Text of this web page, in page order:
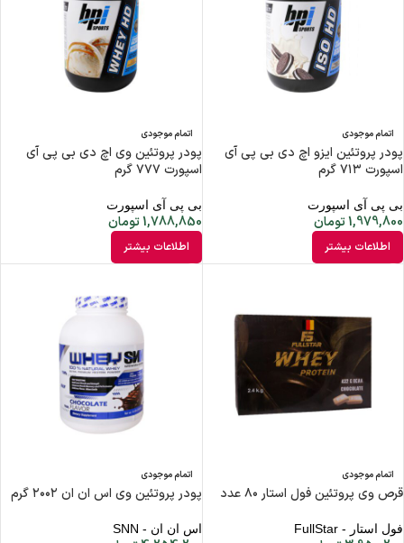
اتمام موجودی
پودر پروتئین ایزو اچ دی بی پی آی
اسپورت ۷۱۳ گرم
بی پی آی اسپورت
1,979,800تومان
اطلاعات بیشتر
اتمام موجودی
پودر پروتئین وی اچ دی بی پی آی
اسپورت ۷۷۷ گرم
بی پی آی اسپورت
1,788,850تومان
اطلاعات بیشتر
اتمام موجودی
قرص وی پروتئین فول استار ۸۰ عدد
فول استار - FullStar
اتمام موجودی
پودر پروتئین وی اس ان ان ۲۰۰۲ گرم
اس ان ان - SNN